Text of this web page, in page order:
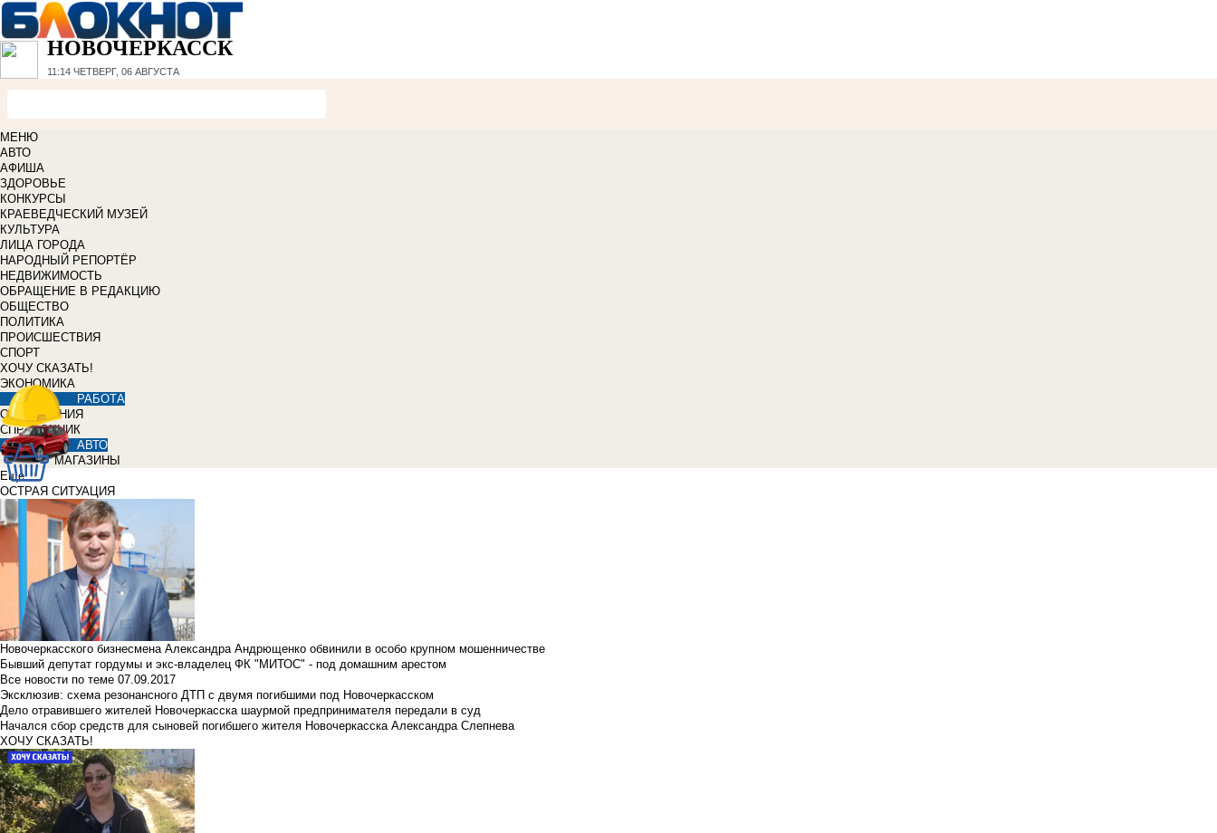
НОВОЧЕРКАССК
11:14 ЧЕТВЕРГ, 06 АВГУСТА
МЕНЮ
АВТО
АФИША
ЗДОРОВЬЕ
КОНКУРСЫ
КРАЕВЕДЧЕСКИЙ МУЗЕЙ
КУЛЬТУРА
ЛИЦА ГОРОДА
НАРОДНЫЙ РЕПОРТЁР
НЕДВИЖИМОСТЬ
ОБРАЩЕНИЕ В РЕДАКЦИЮ
ОБЩЕСТВО
ПОЛИТИКА
ПРОИСШЕСТВИЯ
СПОРТ
ХОЧУ СКАЗАТЬ!
ЭКОНОМИКА
РАБОТА
ОБЪЯВЛЕНИЯ
СПРАВОЧНИК
АВТО
МАГАЗИНЫ
Еще
ОСТРАЯ СИТУАЦИЯ
Новочеркасского бизнесмена Александра Андрющенко обвинили в особо крупном мошенничестве
Бывший депутат гордумы и экс-владелец ФК "МИТОС" - под домашним арестом
Все новости по теме 07.09.2017
Эксклюзив: схема резонансного ДТП с двумя погибшими под Новочеркасском
Дело отравившего жителей Новочеркасска шаурмой предпринимателя передали в суд
Начался сбор средств для сыновей погибшего жителя Новочеркасска Александра Слепнева
ХОЧУ СКАЗАТЬ!